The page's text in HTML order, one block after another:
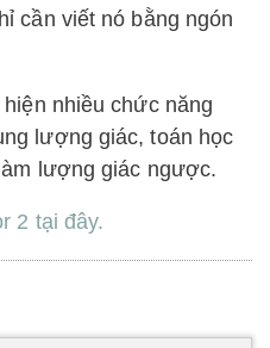
cần viết nó bằng ngón
nhiều chức năng
lượng giác, toán học
lượng giác ngược.
2 tại đây.